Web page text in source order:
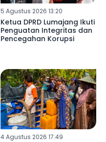
5 Agustus 2026 13:20
Ketua DPRD Lumajang Ikuti
Penguatan Integritas dan
Pencegahan Korupsi
4 Agustus 2026 17:49